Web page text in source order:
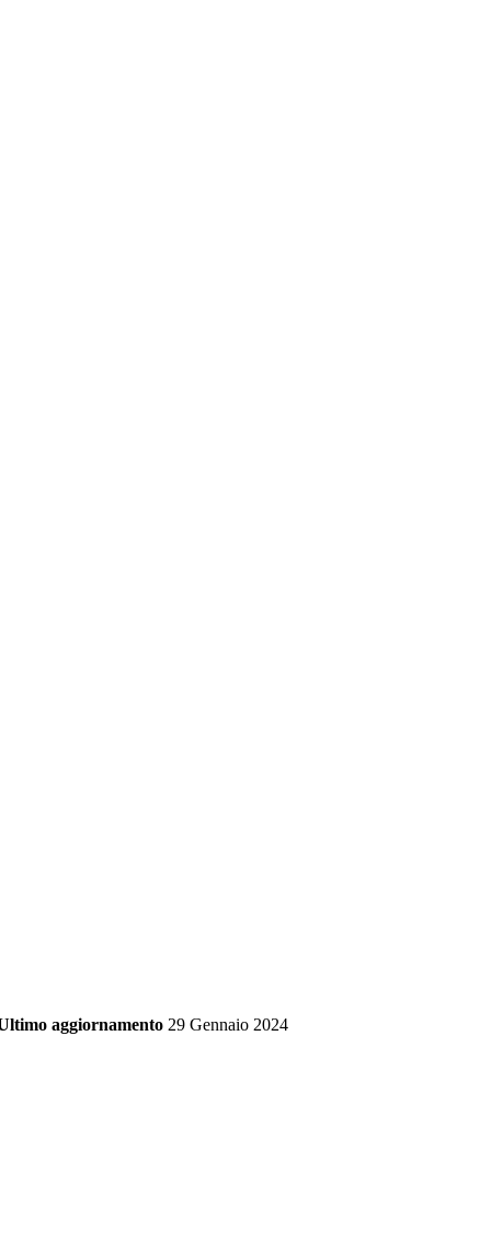
aggiornamento 29 Gennaio 2024